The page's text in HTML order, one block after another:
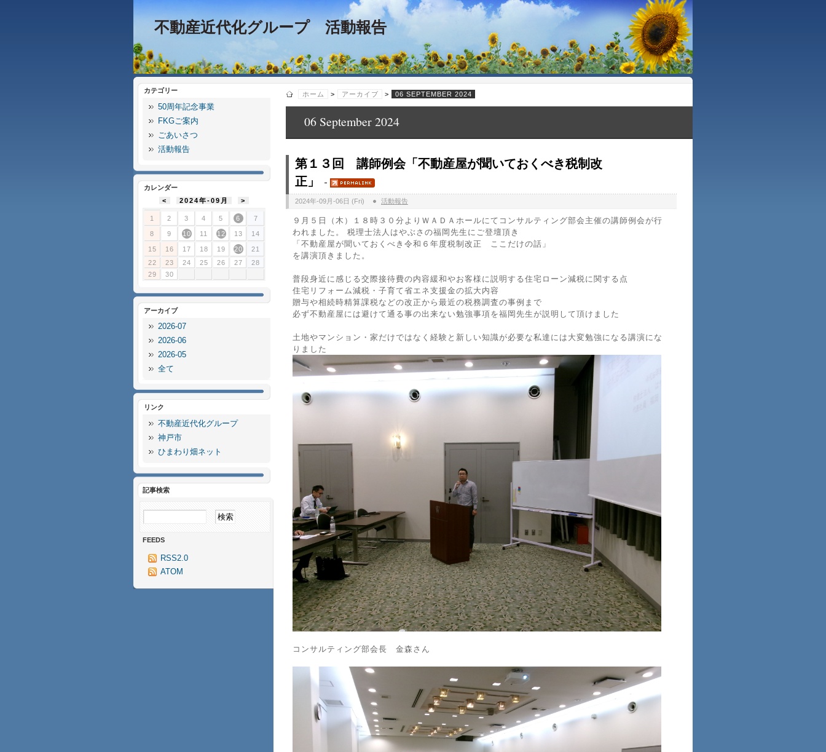
不動産近代化グループ 活動報告
ホーム > アーカイブ > 06 SEPTEMBER 2024
06 September 2024
第１３回 講師例会「不動産屋が聞いておくべき税制改
正」
2024年-09月-06日 (Fri) 活動報告
９月５日（木）１８時３０分よりＷＡＤＡホールにてコンサルティング部会主催の講師例会が行
われました。 税理士法人はやぶさの福岡先生にご登壇頂き
「不動産屋が聞いておくべき令和６年度税制改正 ここだけの話」
を講演頂きました。
普段身近に感じる交際接待費の内容緩和やお客様に説明する住宅ローン減税に関する点
住宅リフォーム減税・子育て省エネ支援金の拡大内容
贈与や相続時精算課税などの改正から最近の税務調査の事例まで
必ず不動産屋には避けて通る事の出来ない勉強事項を福岡先生が説明して頂けました
土地やマンション・家だけではなく経験と新しい知識が必要な私達には大変勉強になる講演にな
りました
コンサルティング部会長 金森さん
カテゴリー
50周年記念事業
FKGご案内
ごあいさつ
活動報告
カレンダー
<
2024年-09月 >
1 2 3 4 5 6 7
8 9 10 11 12 13 14
15 16 17 18 19 20
21
22
23 24 25 26 27
28
29
30
アーカイブ
2026-07
2026-06
2026-05
全て
リンク
不動産近代化グループ
神戸市
ひまわり畑ネット
記事検索
FEEDS
RSS2.0
ATOM